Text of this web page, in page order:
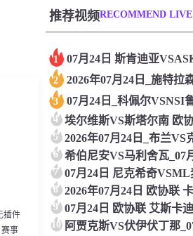
插件
事
推荐视频RECOMMEND LIVE
1
2
3
4
5
6
7
8
9
10